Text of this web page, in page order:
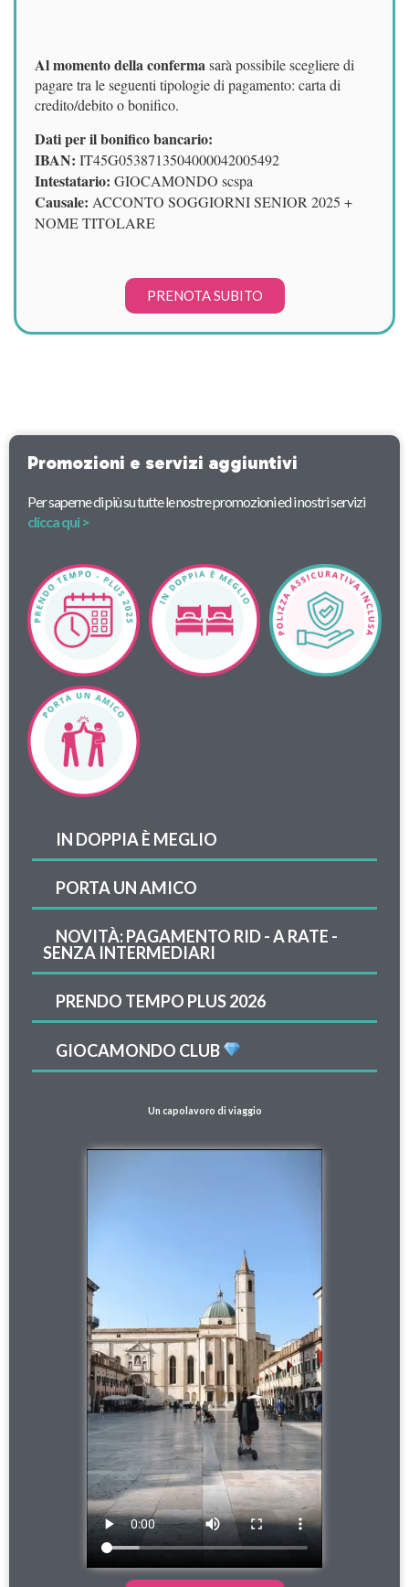
Al momento della confermasarà possibile scegliere di
pagare tra le seguenti tipologie di pagamento: carta di
credito/debito o bonifico.
Dati per il bonifico bancario:
IBAN: IT45G0538713504000042005492
Intestatario: GIOCAMONDO scspa
Causale: ACCONTO SOGGIORNI SENIOR 2025 +
NOME TITOLARE
PRENOTA SUBITO
Promozioni e servizi aggiuntivi
Per saperne di più su tutte le nostre promozioni ed i nostri servizi
clicca qui >
IN DOPPIA È MEGLIO
PORTA UN AMICO
NOVITÀ: PAGAMENTO RID - A RATE -
SENZA INTERMEDIARI
PRENDO TEMPO PLUS 2026
GIOCAMONDO CLUB
Un capolavoro di viaggio